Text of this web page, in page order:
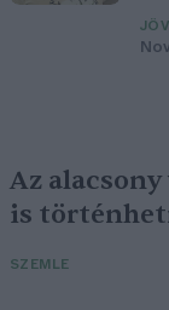
Az
is
SZEMLE